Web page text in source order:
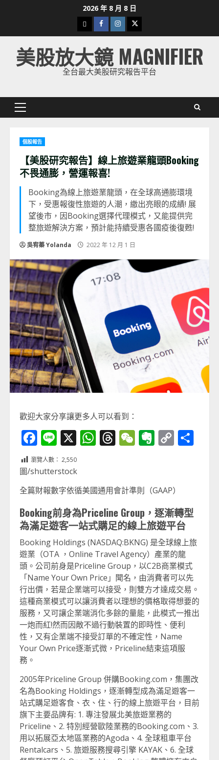
2026 年 8 月 8 日
下
載
美
股
Facebook
Instagram
Twitter
美股放大鏡 MAGNIFIER
全台最大美股研究報告平台
Primary
個股報告
【美股研究報告】線上旅遊業龍頭Booking
不畏通膨，營運報喜!
Booking為線上旅遊業龍頭，在全球高通膨環境
下，受惠報復性旅遊的人潮，繳出亮眼的成績! 展
望後市，因Booking選擇代理模式，又能提供完
整旅遊解決方案，預計能持續受惠各國疫後復甦!
吳宥蓁 Yolanda 2022 年 12 月 1 日
歡迎大家分享讓更多人可以看到：
Facebook
Line
X WhatsApp
Threads
WeChat
Evernote
Copy
瀏覽人數： 2,550
圖/shutterstock
全篇財報數字依循美國通用會計準則（GAAP）
Booking前身為Priceline Group，逐漸轉型
為滿足遊客一站式購足的線上旅遊平台
Booking Holdings (NASDAQ:BKNG) 是全球線上旅
遊業（OTA ，Online Travel Agency）產業的龍
頭。公司前身是Priceline Group，以C2B商業模式
「Name Your Own Price」聞名，由消費者可以先
行出價，若是企業端可以接受，則雙方才達成交易。
這種商業模式可以讓消費者以理想的價格取得想要的
服務，又可讓企業端消化多餘的量能，此模式一推出
一炮而紅!然而因敵不過行動裝置的即時性、便利
性，又有企業端不接受訂單的不確定性，Name
Your Own Price逐漸式微，Priceline結束這項服
務。
2005年Priceline Group 併購Booking.com，集團改
名為Booking Holdings，逐漸轉型成為滿足遊客一
站式購足遊客食、衣、住、行的線上旅遊平台，目前
旗下主要品牌有: 1. 專注發展北美旅遊業務的
Priceline、2. 特別經營歐陸業務的Booking.com、3.
用以拓展亞太地區業務的Agoda、4. 全球租車平台
Rentalcars、5. 旅遊服務搜尋引擎 KAYAK、6. 全球